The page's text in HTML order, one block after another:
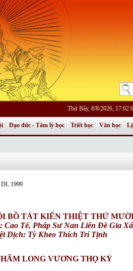
Thứ Bảy, 8/8/2026,
Đạo đức - Tâm lý học Triết học Văn học
DL 1999
BỒ TÁT KIẾN THIỆT THỨ
Cao Tế, Pháp Sư Nan Liên Đề Gia Xá
Dịch: Tỳ Kheo Thích Trí Tịnh
LONG VƯƠNG THỌ KÝ